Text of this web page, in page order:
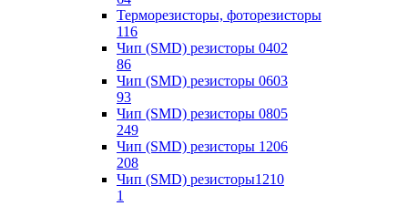
Терморезисторы, фоторезисторы
116
Чип (SMD) резисторы 0402
86
Чип (SMD) резисторы 0603
93
Чип (SMD) резисторы 0805
249
Чип (SMD) резисторы 1206
208
Чип (SMD) резисторы1210
1